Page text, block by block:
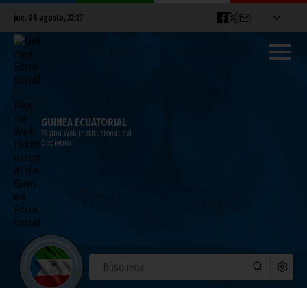
jue. 06 agosto, 22:27
GUINEA ECUATORIAL
Página Web Institucional del
Gobierno
Resumen de las visitas de José Bono y el
conjunto de la delegación española en la
Región Insular
febrero 17, 2011